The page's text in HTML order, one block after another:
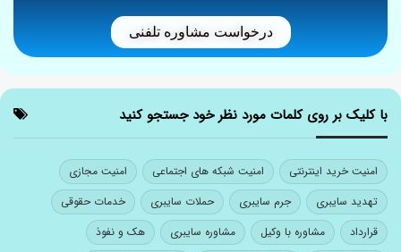
درخواست مشاوره تلفنی
با کلیک بر روی کلمات مورد نظر خود جستجو کنید
امنیت خرید اینترنتی امنیت شبکه های اجتماعی
امنیت مجازی
تهدید سایبری
جرم سایبری حملات سایبری
خدمات حقوقی
قرارداد
مشاوره با وکیل مشاوره سایبری
هک و نفوذ